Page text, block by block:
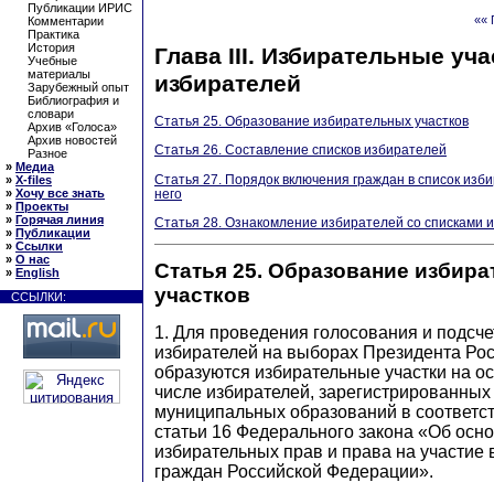
Публикации ИРИС
Комментарии
Практика
История
Учебные
материалы
Зарубежный опыт
Библиография и
словари
Архив «Голоса»
Архив новостей
Разное
» Медиа
» X-files
» Хочу все знать
» Проекты
» Горячая линия
» Публикации
» Ссылки
» О нас
» English
ССЫЛКИ:
««
Глава III. Избирательные
избирателей
Статья 25. Образование избирательных участков
Статья 26. Составление списков избирателей
Статья 27. Порядок включения граждан в список
него
Статья 28. Ознакомление избирателей со списками
Статья 25. Образование
участков
1. Для проведения голосования и
избирателей на выборах Президента
образуются избирательные участки на
числе избирателей,
муниципальных образований в
статьи 16 Федерального закона «Об
избирательных прав и права на
граждан Российской Федерации».